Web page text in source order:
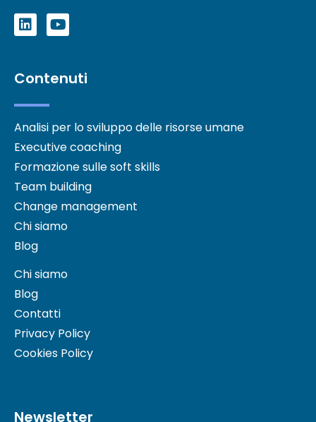
Contenuti
Analisi per lo sviluppo delle risorse umane
Executive coaching
Formazione sulle soft skills
Team building
Change management
Chi siamo
Blog
Chi siamo
Blog
Contatti
Privacy Policy
Cookies Policy
Newsletter